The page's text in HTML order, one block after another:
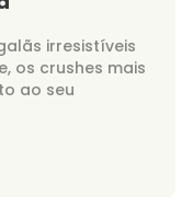
irresistíveis
os crushes mais
ao seu